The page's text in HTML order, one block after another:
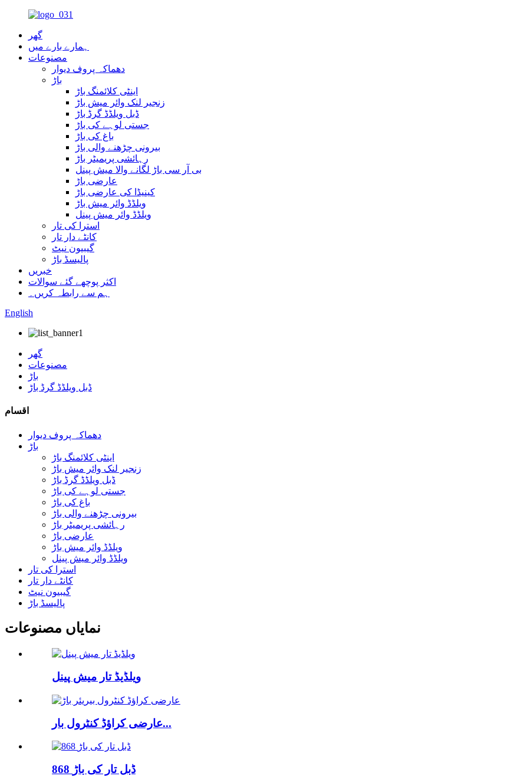
گھر
ہمارے بارے میں
مصنوعات
دھماکہ پروف دیوار
باڑ
اینٹی کلائمنگ باڑ
زنجیر لنک وائر میش باڑ
ڈبل ویلڈڈ گرڈ باڑ
جستی لوہے کی باڑ
باغ کی باڑ
بیرونی چڑھنے والی باڑ
رہائشی پریمیٹر باڑ
بی آر سی باڑ لگانے والا میش پینل
عارضی باڑ
کینیڈا کی عارضی باڑ
ویلڈڈ وائر میش باڑ
ویلڈڈ وائر میش پینل
استرا کی تار
کانٹے دار تار
گیبیون نیٹ
پالیسڈ باڑ
خبریں
اکثر پوچھے گئے سوالات
ہم سے رابطہ کریں۔
English
گھر
مصنوعات
باڑ
ڈبل ویلڈڈ گرڈ باڑ
اقسام
دھماکہ پروف دیوار
باڑ
اینٹی کلائمنگ باڑ
زنجیر لنک وائر میش باڑ
ڈبل ویلڈڈ گرڈ باڑ
جستی لوہے کی باڑ
باغ کی باڑ
بیرونی چڑھنے والی باڑ
رہائشی پریمیٹر باڑ
عارضی باڑ
ویلڈڈ وائر میش باڑ
ویلڈڈ وائر میش پینل
استرا کی تار
کانٹے دار تار
گیبیون نیٹ
پالیسڈ باڑ
نمایاں مصنوعات
ویلڈیڈ تار میش پینل
عارضی کراؤڈ کنٹرول بار...
868 ڈبل تار کی باڑ